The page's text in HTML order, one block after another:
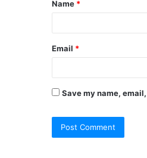
Name *
Email *
Save my name,